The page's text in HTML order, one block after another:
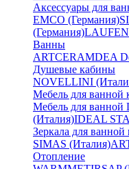
Аксессуары для
EMCO (Германия)
(Германия)
Ванны
ARTCERAMDEA
Душевые кабины
NOVELLINI
Мебель для ванной
Мебель для ванной
(Италия)IDEAL
Зеркала для
SIMAS (Италия)
Отопление